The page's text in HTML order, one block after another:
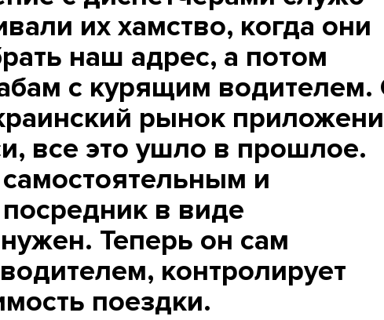
их хамство, когда они
наш адрес, а потом
с курящим водителем.
рынок
все это ушло в прошлое.
и
в виде
Теперь он сам
контролирует
поездки.